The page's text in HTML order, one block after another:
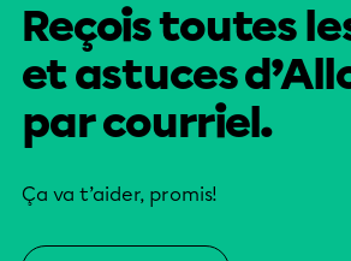
Reçois toutes
et astuces
par courriel.
Ça va t’aider, promis!